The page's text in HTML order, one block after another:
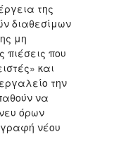
της
διαθεσίμων
μη
πιέσεις που
και
την
να
όρων
νέου